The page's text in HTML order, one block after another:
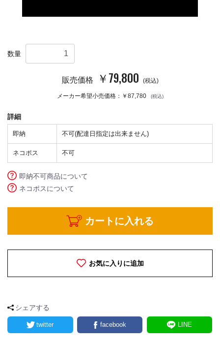
数量
販売価格 ￥79,800 (税込)
メーカー希望小売価格：￥87,780 (税込)
詳細
即納 不可(配達日指定は出来ません)
ネコポス 不可
即納不可商品について
ネコポスについて
カートに入れる
お気に入りに追加
シェアする
twitter facebook LINE